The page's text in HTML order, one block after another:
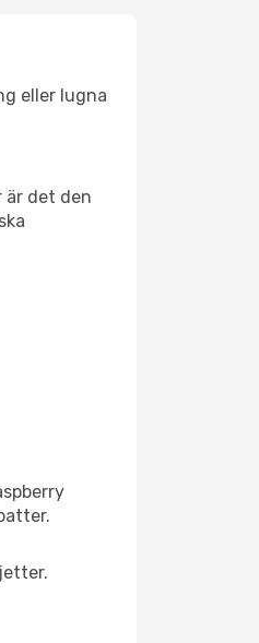
eller lugna
är det den